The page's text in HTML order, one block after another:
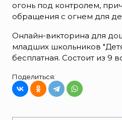
огонь под контролем,
обращения с огнем для
Онлайн-викторина для
младших школьников
бесплатная. Состоит из 9
Поделиться: